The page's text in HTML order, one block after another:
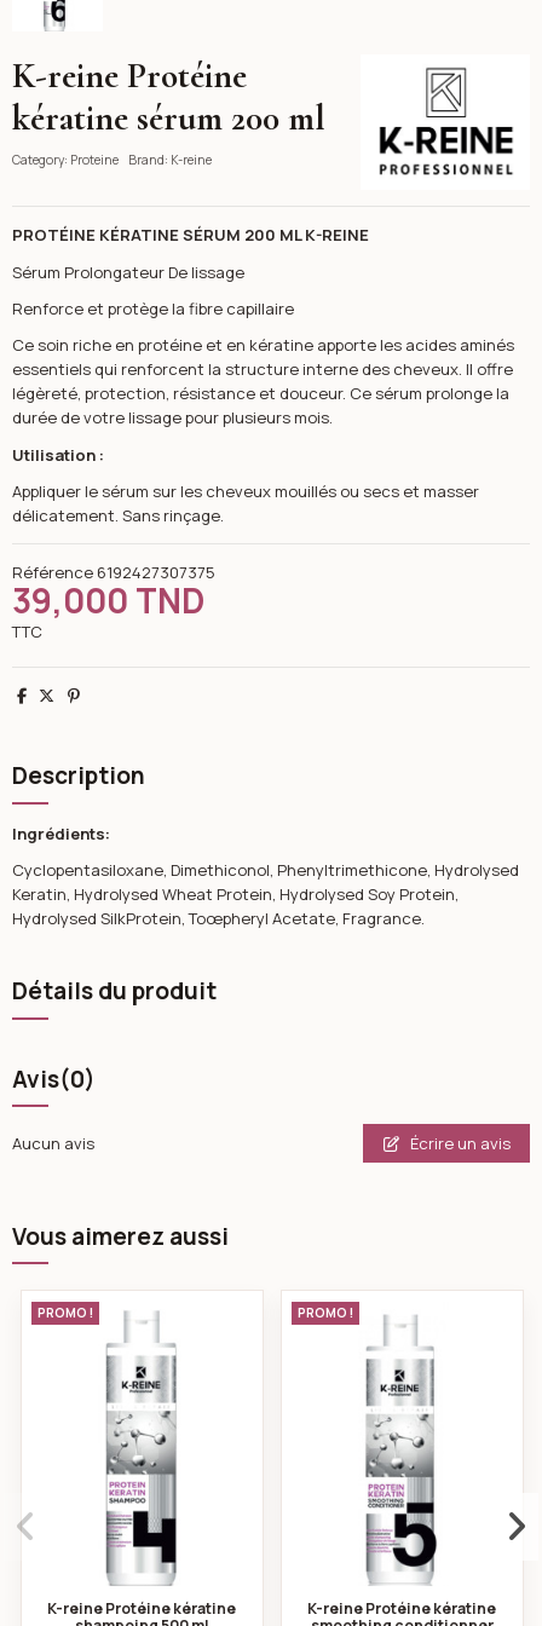
K-reine Protéine
kératine sérum 200 ml
Category: Proteine Brand: K-reine
PROTÉINE KÉRATINE SÉRUM 200 ML K-REINE
Sérum Prolongateur De lissage
Renforce et protège la fibre capillaire
Ce soin riche en protéine et en kératine apporte les acides aminés
essentiels qui renforcent la structure interne des cheveux. Il offre
légèreté, protection, résistance et douceur. Ce sérum prolonge la
durée de votre lissage pour plusieurs mois.
Utilisation :
Appliquer le sérum sur les cheveux mouillés ou secs et masser
délicatement. Sans rinçage.
Référence 6192427307375
39,000 TND
TTC
Partager
TweetPinterest
Description
Ingrédients:
Cyclopentasiloxane, Dimethiconol, Phenyltrimethicone, Hydrolysed
Keratin, Hydrolysed Wheat Protein, Hydrolysed Soy Protein,
Hydrolysed SilkProtein, Toœpheryl Acetate, Fragrance.
Détails du produit
Avis(0)
Aucun avis Écrire un avis
Vous aimerez aussi
K-reine Protéine kératine shampoing 500 ml
PROMO !
K-reine Protéine kératine
K-reine Protéine
PROMO !
K-reine Protéine kératine